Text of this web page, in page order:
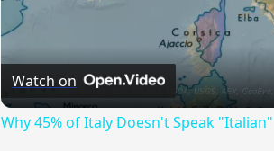
Watch on
Why 45% of Italy Doesn't Speak "Italian"